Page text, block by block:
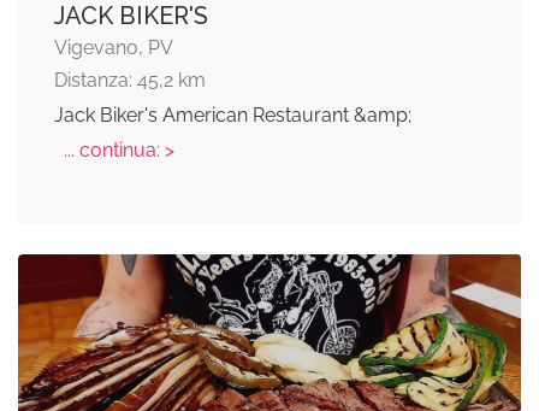
JACK BIKER'S
Vigevano, PV
Distanza: 45,2 km
Jack Biker's American Restaurant &amp;
... continua: >